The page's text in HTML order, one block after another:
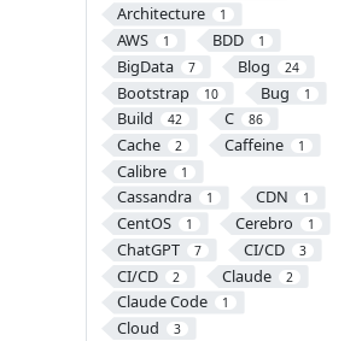
Architecture 1
AWS 1 BDD 1
BigData 7 Blog 24
Bootstrap 10 Bug 1
Build 42 C 86
Cache 2 Caffeine 1
Calibre 1
Cassandra 1 CDN 1
CentOS 1 Cerebro 1
ChatGPT 7 CI/CD 3
CI/CD 2 Claude 2
Claude Code 1
Cloud 3